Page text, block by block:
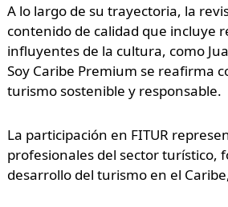
A lo largo de su trayectoria, la
contenido de calidad que incluye
influyentes de la cultura, como
Soy Caribe Premium se reafirma
turismo sostenible y responsable.
La participación en FITUR
profesionales del sector turístico,
desarrollo del turismo en el